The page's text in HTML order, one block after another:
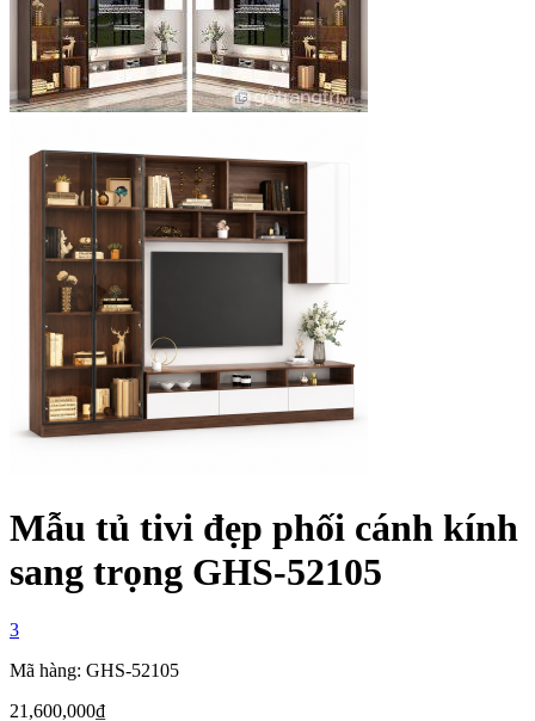
Mẫu tủ tivi đẹp phối cánh kính
sang trọng GHS-52105
3
Mã hàng: GHS-52105
21,600,000₫